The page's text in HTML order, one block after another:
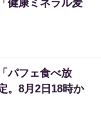
健康ミネラル麦
パフェ食べ放
。8月2日18時か